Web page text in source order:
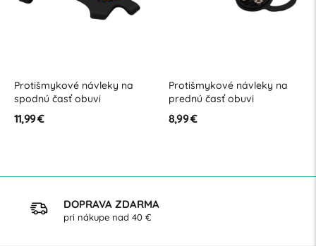
Protišmykové návleky na
spodnú časť obuvi
11,99 €
Protišmykové návleky na
prednú časť obuvi
8,99 €
DOPRAVA ZDARMA
pri nákupe nad 40 €